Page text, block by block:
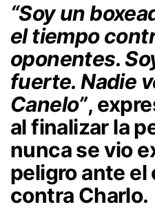
“Soy un
el tiempo
oponentes.
fuerte. Nadie
Canelo”,
al finalizar la
nunca se vio
peligro ante el
contra Charlo.